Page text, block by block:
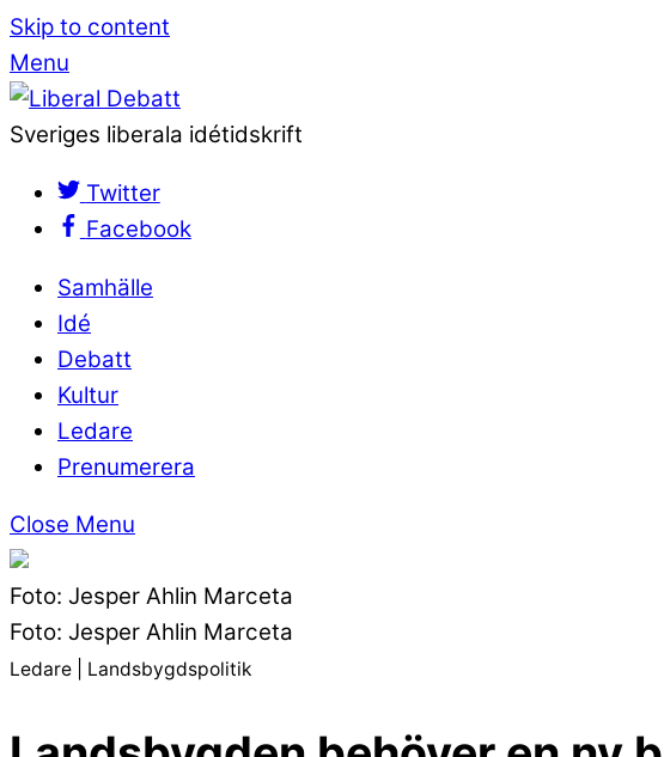
Skip to content
Menu
Sveriges liberala idétidskrift
Twitter
Facebook
Samhälle
Idé
Debatt
Kultur
Ledare
Prenumerera
Close Menu
Foto: Jesper Ahlin Marceta
Foto: Jesper Ahlin Marceta
Ledare | Landsbygdspolitik